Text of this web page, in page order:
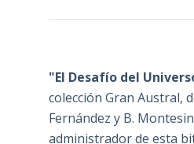
"El Desafío del
colección Gran Austral,
Fernández y B.
administrador de esta